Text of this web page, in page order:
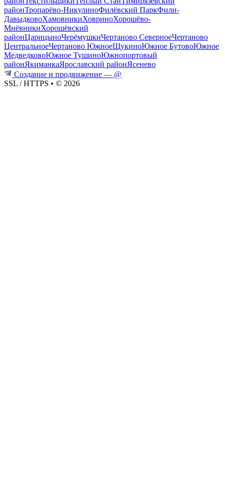
районТропарёво-НикулиноФилёвский ПаркФили-
ДавыдковоХамовникиХовриноХорошёво-
МнёвникиХорошёвский
районЦарицыноЧерёмушкиЧертаново СеверноеЧертаново
ЦентральноеЧертаново ЮжноеЩукиноЮжное БутовоЮжное
МедведковоЮжное ТушиноЮжнопортовый
районЯкиманкаЯрославский районЯсенево
Создание и продвижение — @
SSL / HTTPS • © 2026